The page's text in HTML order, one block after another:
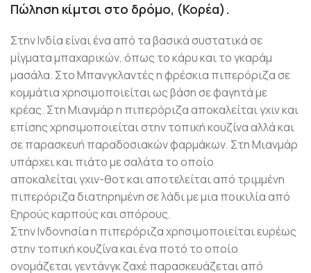
Πώληση κίμτσι στο δρόμο, (Κορέα).
Στην Ινδία είναι ένα από τα βασικά συστατικά σε
μίγματα μπαχαρικών, όπως το κάρυ και το γκαράμ
μασάλα. Στο Μπανγκλαντές η φρέσκια πιπερόριζα σε
κομμάτια χρησιμοποιείται ως βάση σε φαγητά με
κρέας. Στη Μιανμάρ η πιπερόριζα αποκαλείταιγχινκαι
επίσης χρησιμοποιείται στην τοπική κουζίνα αλλά και
σε παρασκευή παραδοσιακών φαρμάκων. Στη Μιανμάρ
υπάρχει και πιάτο με σαλάτα το οποίο
αποκαλείταιγχιν-θοτκαι αποτελείται από τριμμένη
πιπερόριζα διατηρημένη σε λάδι με μια ποικιλία από
ξηρούς καρπούς και σπόρους.
Στην Ινδονησία η πιπερόριζα χρησιμοποιείται ευρέως
στην τοπική κουζίνα και ένα ποτό το οποίο
ονομάζεταιγεντάνγκ ζαχέπαρασκευάζεται από